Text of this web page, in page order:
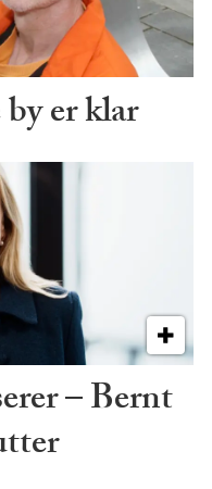
er klar
– Bernt